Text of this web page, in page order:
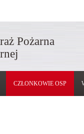
Pożarna
CZŁONKOWIE OSP